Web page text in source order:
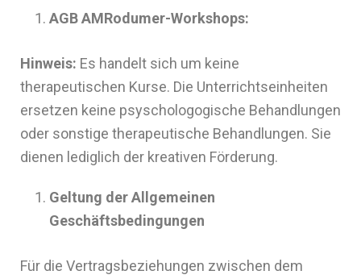
AGB AMRodumer-Workshops:
Hinweis: Es handelt sich um keine
therapeutischen Kurse. Die Unterrichtseinheiten
ersetzen keine psyschologogische Behandlungen
oder sonstige therapeutische Behandlungen. Sie
dienen lediglich der kreativen Förderung.
Geltung der Allgemeinen
Geschäftsbedingungen
Für die Vertragsbeziehungen zwischen dem